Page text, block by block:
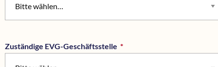
Bitte wählen…
Zuständige EVG-Geschäftsstelle *